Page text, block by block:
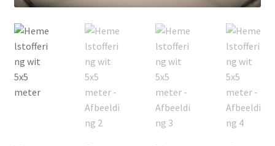
Offerte aanvraag